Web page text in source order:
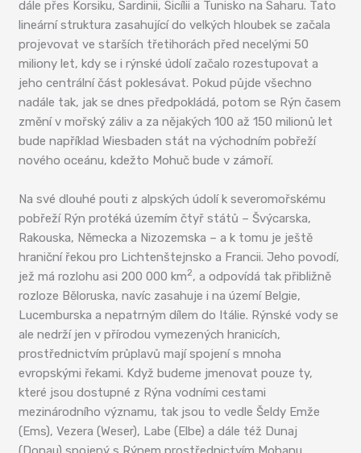
dále přes Korsiku, Sardinii, Sicílii a Tunisko na Saharu. Tato
lineární struktura zasahující do velkých hloubek se začala
projevovat ve starších třetihorách před necelými 50
miliony let, kdy se i rýnské údolí začalo rozestupovat a
jeho centrální část poklesávat. Pokud půjde všechno
nadále tak, jak se dnes předpokládá, potom se Rýn časem
změní v mořský záliv a za nějakých 100 až 150 milionů let
bude například Wiesbaden stát na východním pobřeží
nového oceánu, kdežto Mohuč bude v zámoří.
Na své dlouhé pouti z alpských údolí k severomořskému
pobřeží Rýn protéká územím čtyř států – Švýcarska,
Rakouska, Německa a Nizozemska – a k tomu je ještě
hraniční řekou pro Lichtenštejnsko a Francii. Jeho povodí,
jež má rozlohu asi 200 000 km2, a odpovídá tak přibližně
rozloze Běloruska, navíc zasahuje i na území Belgie,
Lucemburska a nepatrným dílem do Itálie. Rýnské vody se
ale nedrží jen v přírodou vymezených hranicích,
prostřednictvím průplavů mají spojení s mnoha
evropskými řekami. Když budeme jmenovat pouze ty,
které jsou dostupné z Rýna vodními cestami
mezinárodního významu, tak jsou to vedle Šeldy Emže
(Ems), Vezera (Weser), Labe (Elbe) a dále též Dunaj